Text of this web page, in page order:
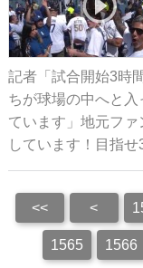
記者「試合開始3時
ちが球場の中へと
ています」地元フ
しています！目指
<< <
1565 1566